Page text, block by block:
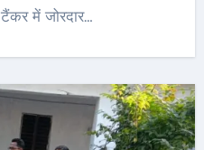
में जोरदार…